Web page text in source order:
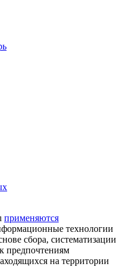
применяются
технологии
сбора, систематизации
предпочтениям
на территории